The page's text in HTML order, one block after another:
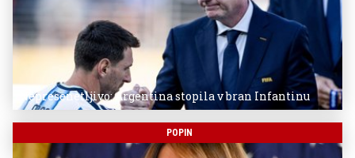
Nepresenetljivo: Argentina stopila v bran Infantinu
POPIN